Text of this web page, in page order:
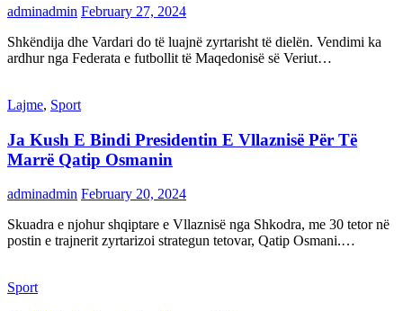
adminadmin February 27, 2024
Shkëndija dhe Vardari do të luajnë zyrtarisht të dielën. Vendimi ka
ardhur nga Federata e futbollit të Maqedonisë së Veriut…
Lajme, Sport
Ja Kush E Bindi Presidentin E Vllaznisë Për Të
Marrë Qatip Osmanin
adminadmin February 20, 2024
Skuadra e njohur shqiptare e Vllaznisë nga Shkodra, me 30 tetor në
postin e trajnerit zyrtarizoi strategun tetovar, Qatip Osmani.…
Sport